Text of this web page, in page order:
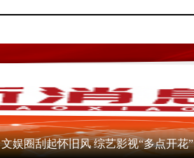
文娱圈刮起怀旧风 综艺影视“多点开花”